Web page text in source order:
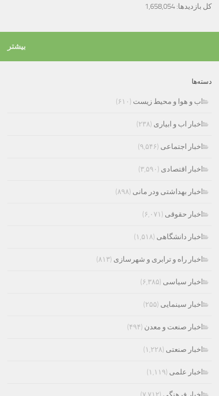
کل بازدیدها: 1,658,054
بیشتر
دسته‌ها
اب و هوا و محیط زیست (۶۱۰)
اخبار اب و ابیاری (۲۳۸)
اخبار اجتماعی (۹,۵۴۶)
اخبار اقتصادی (۳,۵۹۰)
اخبار بهداشتی ودر مانی (۸۹۸)
اخبار حقوقی (۶,۰۷۱)
اخبار دانشگاهی (۱,۵۱۸)
اخبار راه و ترابری و شهرسازی (۸۱۳)
اخبار سیاسی (۶,۳۸۵)
اخبار سینمایی (۲۵۵)
اخبار صنعت و معدن (۴۹۴)
اخبار صنعتی (۱,۲۲۸)
اخبار علمی (۱,۱۱۹)